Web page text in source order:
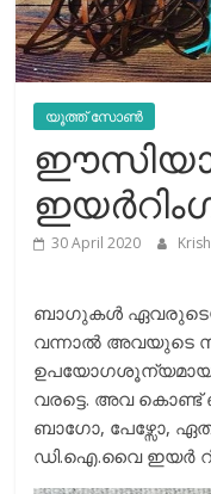
യൂത്ത് സോൺ
30 April 2020
ബാഗുകള്‍
വന്നാല്‍ അവയുടെ
ഉപയോഗശൂന്യമായ
വരട്ടെ. അവ കൊണ്ട്
ബാഗോ, പേഴ്സോ,
ഡി.ഐ.വൈ ഇയര്‍